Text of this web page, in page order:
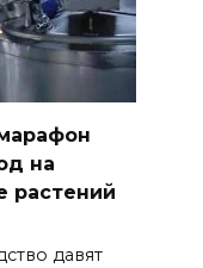
на
растений
давят